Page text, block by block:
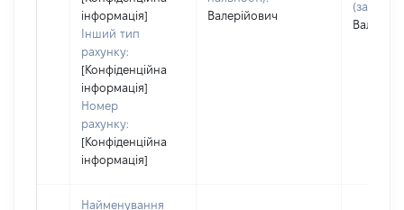
інформація]
Інший тип
рахунку:
[Конфіденційна
інформація]
Номер
рахунку:
[Конфіденційна
інформація]
Валерійович
(за
Найменування